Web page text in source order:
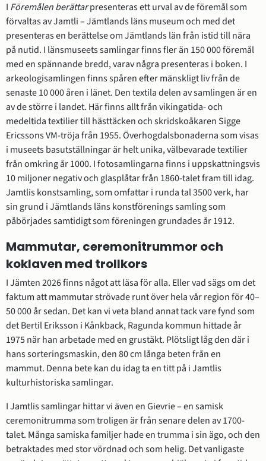
I Föremålen berättar presenteras ett urval av de föremål som
förvaltas av Jamtli – Jämtlands läns museum och med det
presenteras en berättelse om Jämtlands län från istid till nära
på nutid. I länsmuseets samlingar finns fler än 150 000 föremål
med en spännande bredd, varav några presenteras i boken. I
arkeologisamlingen finns spåren efter mänskligt liv från de
senaste 10 000 åren i länet. Den textila delen av samlingen är en
av de större i landet. Här finns allt från vikingatida- och
medeltida textilier till hästtäcken och skridskoåkaren Sigge
Ericssons VM-tröja från 1955. Överhogdalsbonaderna som visas
i museets basutställningar är helt unika, välbevarade textilier
från omkring år 1000. I fotosamlingarna finns i uppskattningsvis
10 miljoner negativ och glasplåtar från 1860-talet fram till idag.
Jamtlis konstsamling, som omfattar i runda tal 3500 verk, har
sin grund i Jämtlands läns konstförenings samling som
påbörjades samtidigt som föreningen grundades år 1912.
Mammutar, ceremonitrummor och
koklaven med trollkors
I Jämten 2026 finns något att läsa för alla. Eller vad sägs om det
faktum att mammutar strövade runt över hela vår region för 40–
50 000 år sedan. Det kan vi veta bland annat tack vare fynd som
det Bertil Eriksson i Kånkback, Ragunda kommun hittade år
1975 när han arbetade med en grustäkt. Plötsligt låg den där i
hans sorteringsmaskin, den 80 cm långa beten från en
mammut. Denna bete kan du idag ta en titt på i Jamtlis
kulturhistoriska samlingar.
I Jamtlis samlingar hittar vi även en Gievrie – en samisk
ceremonitrumma som troligen är från senare delen av 1700-
talet. Många samiska familjer hade en trumma i sin ägo, och den
betraktades med stor vördnad och som helig. Det vanligaste